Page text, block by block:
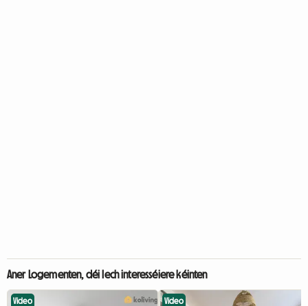
Aner Logementen, déi Iech interesséiere kéinten
Video Video